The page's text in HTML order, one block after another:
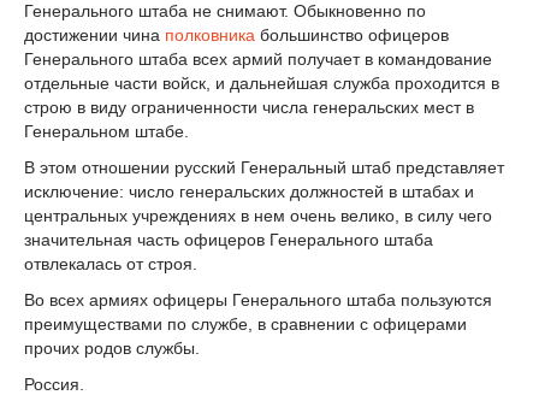
Генерального штаба не снимают. Обыкновенно по
достижении чина полковника большинство офицеров
Генерального штаба всех армий получает в командование
отдельные части войск, и дальнейшая служба проходится в
строю в виду ограниченности числа генеральских мест в
Генеральном штабе.
В этом отношении русский Генеральный штаб представляет
исключение: число генеральских должностей в штабах и
центральных учреждениях в нем очень велико, в силу чего
значительная часть офицеров Генерального штаба
отвлекалась от строя.
Во всех армиях офицеры Генерального штаба пользуются
преимуществами по службе, в сравнении с офицерами
прочих родов службы.
Россия.